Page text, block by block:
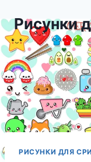
к
содержимому
Рисунки
РИСУНКИ ДЛЯ